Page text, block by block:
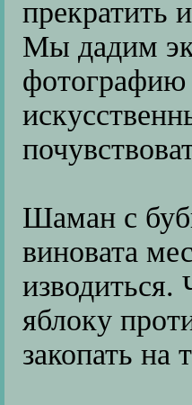
прекратить
Мы дадим
фотографию
Шаман с
виновата
изводиться.
яблоку
закопать